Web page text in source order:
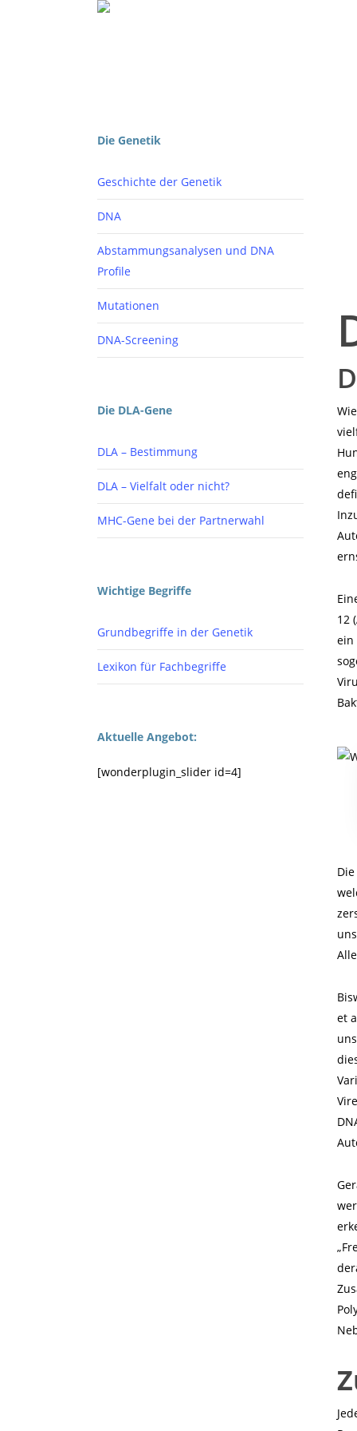
12 (
ein
et
Die Genetik
Geschichte der Genetik
DNA
Abstammungsanalysen und DNA
Profile
Mutationen
DNA-Screening
Die DLA-Gene
DLA – Bestimmung
DLA – Vielfalt oder nicht?
MHC-Gene bei der Partnerwahl
Wichtige Begriffe
Grundbegriffe in der Genetik
Lexikon für Fachbegriffe
Aktuelle Angebot:
[wonderplugin_slider id=4]